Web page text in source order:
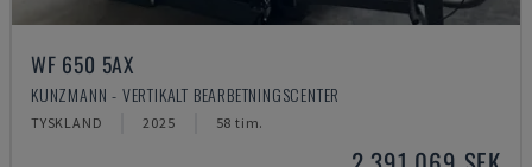
WF 650 5AX
KUNZMANN - VERTIKALT BEARBETNINGSCENTER
TYSKLAND 2025 58 tim.